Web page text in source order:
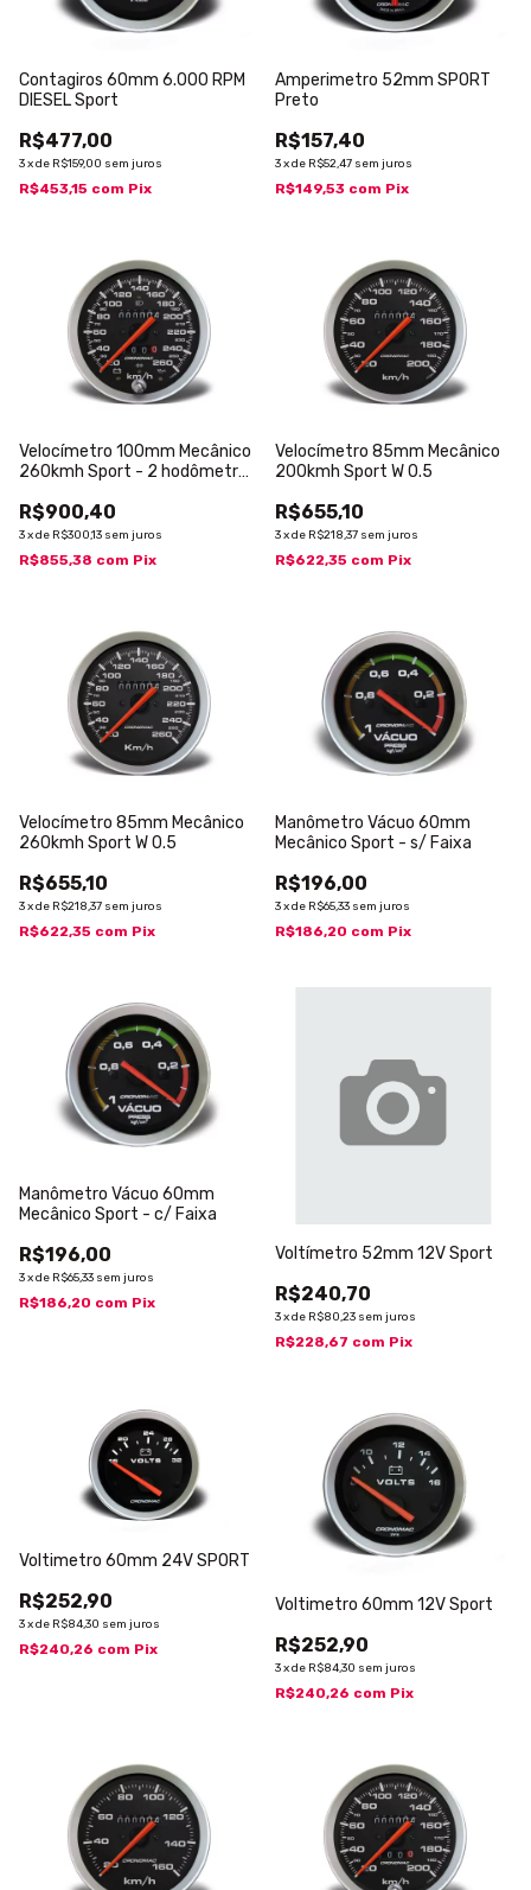
Contagiros 60mm 6.000 RPM
DIESEL Sport
R$477,00
3xde R$159,00 sem juros
R$453,15 com Pix
Amperimetro 52mm SPORT
Preto
R$157,40
3xde R$52,47 sem juros
R$149,53 com Pix
Velocímetro 100mm Mecânico
260kmh Sport - 2 hodômetros
R$900,40
3xde R$300,13 sem juros
R$855,38 com Pix
Velocímetro 85mm Mecânico
200kmh Sport W 0.5
R$655,10
3xde R$218,37 sem juros
R$622,35 com Pix
Velocímetro 85mm Mecânico
260kmh Sport W 0.5
R$655,10
3xde R$218,37 sem juros
R$622,35 com Pix
Manômetro Vácuo 60mm
Mecânico Sport - s/ Faixa
R$196,00
3xde R$65,33 sem juros
R$186,20 com Pix
Manômetro Vácuo 60mm
Mecânico Sport - c/ Faixa
R$196,00
3xde R$65,33 sem juros
R$186,20 com Pix
Voltímetro 52mm 12V Sport
R$240,70
3xde R$80,23 sem juros
R$228,67 com Pix
Voltimetro 60mm 24V SPORT
R$252,90
3xde R$84,30 sem juros
R$240,26 com Pix
Voltimetro 60mm 12V Sport
R$252,90
3xde R$84,30 sem juros
R$240,26 com Pix